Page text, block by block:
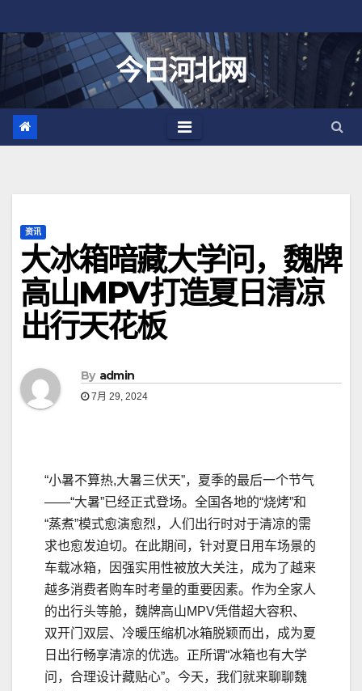
至
今日河北网
资讯
大冰箱暗藏大学问，魏牌
高山MPV打造夏日清凉
出行天花板
By admin
7月 29, 2024
“小暑不算热,大暑三伏天”，夏季的最后一个节气
——“大暑”已经正式登场。全国各地的“烧烤”和
“蒸煮”模式愈演愈烈，人们出行时对于清凉的需
求也愈发迫切。在此期间，针对夏日用车场景的
车载冰箱，因强实用性被放大关注，成为了越来
越多消费者购车时考量的重要因素。作为全家人
的出行头等舱，魏牌高山MPV凭借超大容积、
双开门双层、冷暖压缩机冰箱脱颖而出，成为夏
日出行畅享清凉的优选。正所谓“冰箱也有大学
问，合理设计藏贴心”。今天，我们就来聊聊魏